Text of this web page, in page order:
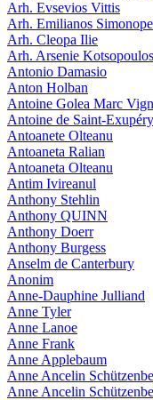
Arh. Evsevios Vittis
Arh. Emilianos
Arh. Cleopa Ilie
Arh. Arsenie Kotsopoulos
Antonio Damasio
Anton Holban
Antoine Golea Marc
Antoine de Saint-Exupéry
Antoanete Olteanu
Antoaneta Ralian
Antoaneta Olteanu
Antim Ivireanul
Anthony Stehlin
Anthony QUINN
Anthony Doerr
Anthony Burgess
Anselm de Canterbury
Anonim
Anne-Dauphine Julliand
Anne Tyler
Anne Lanoe
Anne Frank
Anne Applebaum
Anne Ancelin
Anne Ancelin